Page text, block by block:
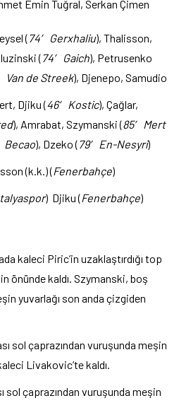
Emin Tuğral, Serkan Çimen
( 74′ Gerxhaliu), Thalisson,
( 74′ Gaich), Petrusenko
Van de Streek), Djenepo, Samudio
Djiku (46′ Kostic), Çağlar,
), Amrabat, Szymanski (85′ Mert
Becao), Dzeko ( 79′ En-Nesyri)
(k.k.) (Fenerbahçe)
) Djiku (Fenerbahçe)
kaleci Piric’in uzaklaştırdığı top
önünde kaldı. Szymanski, boş
yuvarlağı son anda çizgiden
sol çaprazından vuruşunda meşin
Livakovic’te kaldı.
sol çaprazından vuruşunda meşin